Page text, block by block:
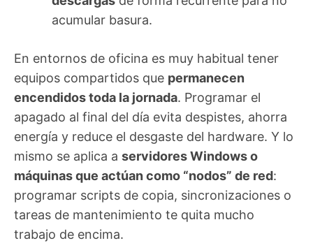
acumular basura.
En entornos de oficina es muy habitual tener
equipos compartidos que permanecen
encendidos toda la jornada. Programar el
apagado al final del día evita despistes, ahorra
energía y reduce el desgaste del hardware. Y lo
mismo se aplica a servidores Windows o
máquinas que actúan como “nodos” de red:
programar scripts de copia, sincronizaciones o
tareas de mantenimiento te quita mucho
trabajo de encima.